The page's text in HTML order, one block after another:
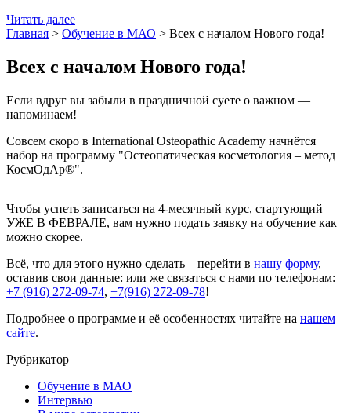
Читать далее
Главная > Обучение в МАО > Всех с началом Нового года!
Всех с началом Нового года!
Если вдруг вы забыли в праздничной суете о важном —
напоминаем!
Совсем скоро в International Osteopathic Academy начнётся
набор на программу "Остеопатическая косметология – метод
КосмОдАр®".
Чтобы успеть записаться на 4-месячный курс, стартующий
УЖЕ В ФЕВРАЛЕ, вам нужно подать заявку на обучение как
можно скорее.
Всё, что для этого нужно сделать – перейти в нашу форму,
оставив свои данные: или же связаться с нами по телефонам:
+7 (916) 272-09-74, +7(916) 272-09-78!
Подробнее о программе и её особенностях читайте на нашем
сайте.
Рубрикатор
Обучение в МАО
Интервью